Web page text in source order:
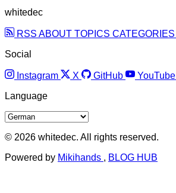
whitedec
RSS ABOUT TOPICS CATEGORIES
Social
Instagram X GitHub YouTube
Language
© 2026 whitedec. All rights reserved.
Powered by Mikihands , BLOG HUB